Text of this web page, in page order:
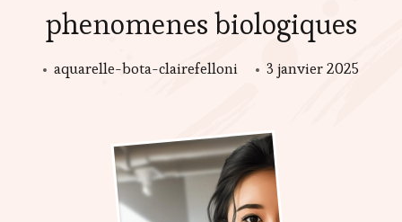
phenomenes biologiques
aquarelle-bota-clairefelloni 3 janvier 2025